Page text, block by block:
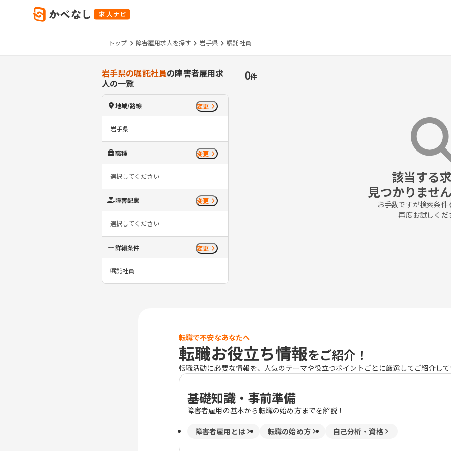
トップ 障害雇用求人を探す 岩手県 嘱託社員
岩手県の嘱託社員の障害者雇用求
人の一覧
地域/路線 変更
岩手県
職種 変更
選択してください
障害配慮 変更
選択してください
詳細条件 変更
嘱託社員
0件
該当する
見つかりませ
お手数ですが検索条
再度お試しくだ
転職で不安なあなたへ
転職お役立ち情報をご紹介！
転職活動に必要な情報を、人気のテーマや役立つポイントごとに厳選してご紹介し
基礎知識・事前準備
障害者雇用の基本から転職の始め方までを解説！
障害者雇用とは 転職の始め方 自己分析・資格